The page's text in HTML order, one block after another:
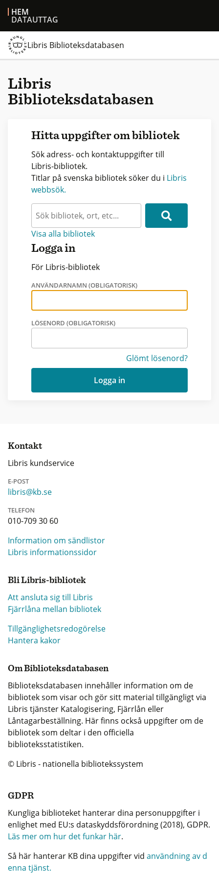
HEM
DATAUTTAG
Libris Biblioteksdatabasen
Libris
Biblioteksdatabasen
Hitta uppgifter om bibliotek
Sök adress- och kontaktuppgifter till
Libris-bibliotek.
Titlar på svenska bibliotek söker du i Libris
webbsök.
Visa alla bibliotek
Logga in
För Libris-bibliotek
ANVÄNDARNAMN (OBLIGATORISK)
LÖSENORD (OBLIGATORISK)
Glömt lösenord?
Logga in
Kontakt
Libris kundservice
E-POST
libris@kb.se
TELEFON
010-709 30 60
Information om sändlistor
Libris informationssidor
Bli Libris-bibliotek
Att ansluta sig till Libris
Fjärrlåna mellan bibliotek
Tillgänglighetsredogörelse
Hantera kakor
Om Biblioteksdatabasen
Biblioteksdatabasen innehåller information om de
bibliotek som visar och gör sitt material tillgängligt via
Libris tjänster Katalogisering, Fjärrlån eller
Låntagarbeställning. Här finns också uppgifter om de
bibliotek som deltar i den officiella
biblioteksstatistiken.
© Libris - nationella bibliotekssystem
GDPR
Kungliga biblioteket hanterar dina personuppgifter i
enlighet med EU:s dataskyddsförordning (2018), GDPR.
Läs mer om hur det funkar här.
Så här hanterar KB dina uppgifter vid användning av d
enna tjänst.